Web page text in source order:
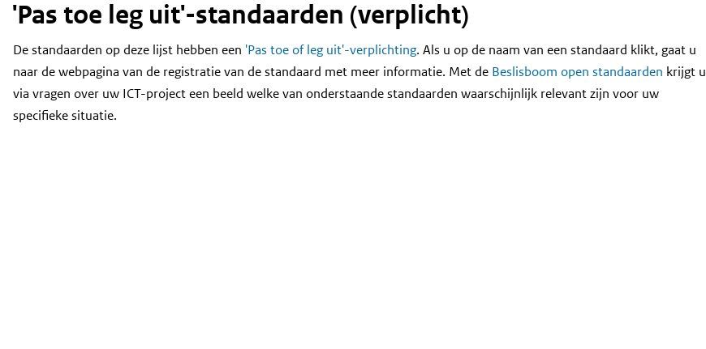
'Pas toe leg uit'-standaarden (verplicht)
Content
De standaarden op deze lijst hebben een 'Pas toe of leg uit'-verplichting. Als u op de naam van een standaard klikt, gaat u
naar de webpagina van de registratie van de standaard met meer informatie. Met de Beslisboom open standaarden krijgt u
via vragen over uw ICT-project een beeld welke van onderstaande standaarden waarschijnlijk relevant zijn voor uw
specifieke situatie.